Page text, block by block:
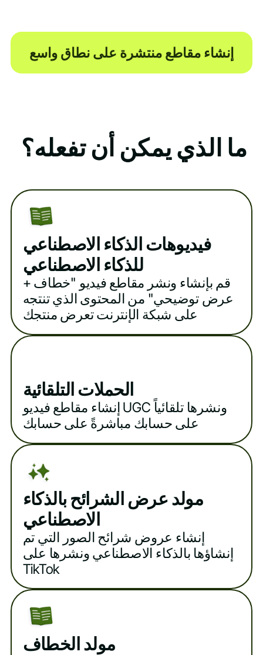
إنشاء مقاطع منتشرة على نطاق واسع
ما الذي يمكن أن تفعله؟
فيديوهات الذكاء الاصطناعي
للذكاء الاصطناعي
قم بإنشاء ونشر مقاطع فيديو "خطاف +
عرض توضيحي" من المحتوى الذي تنتجه
على شبكة الإنترنت تعرض منتجك
الحملات التلقائية
إنشاء مقاطع فيديو UGC ونشرها تلقائياً
على حسابك مباشرةً على حسابك
مولد عرض الشرائح بالذكاء
الاصطناعي
إنشاء عروض شرائح الصور التي تم
إنشاؤها بالذكاء الاصطناعي ونشرها على
TikTok
مولد الخطاف